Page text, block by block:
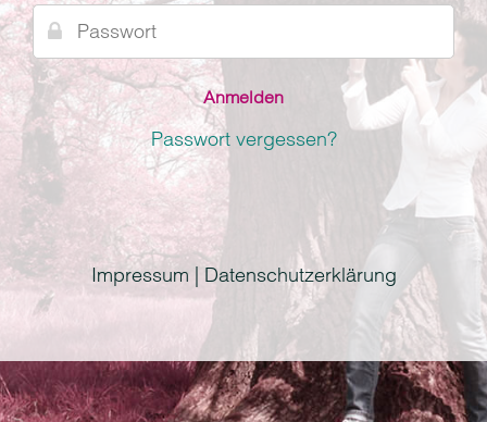
E-
Mail
Passwort
Passwort vergessen?
Impressum | Datenschutzerklärung